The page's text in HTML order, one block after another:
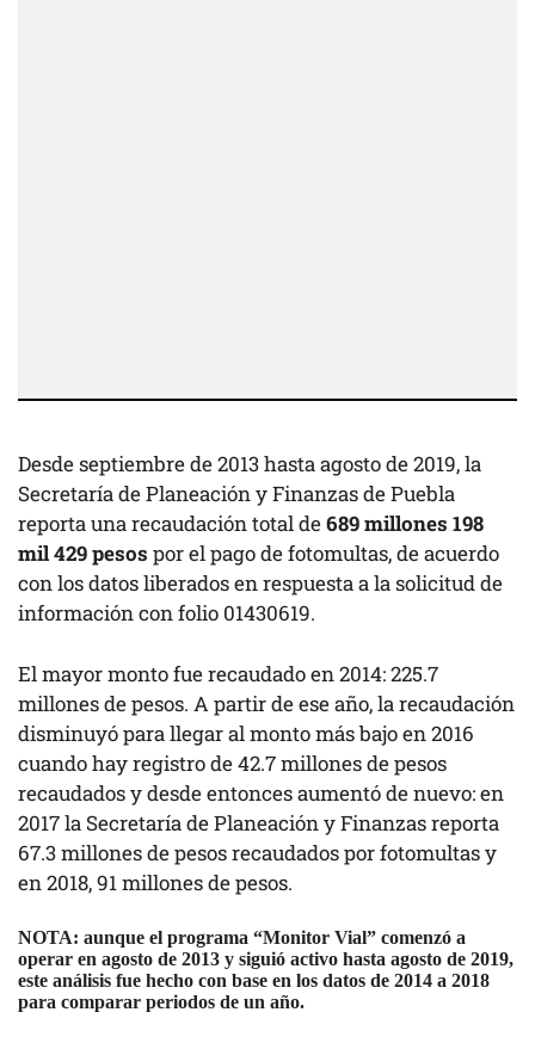
Desde septiembre de 2013 hasta agosto de 2019, la
Secretaría de Planeación y Finanzas de Puebla
reporta una recaudación total de689 millones 198
mil 429 pesos por el pago de fotomultas, de acuerdo
con los datos liberados en respuesta a la solicitud de
información con folio 01430619.
El mayor monto fue recaudado en 2014: 225.7
millones de pesos. A partir de ese año, la recaudación
disminuyó para llegar al monto más bajo en 2016
cuando hay registro de 42.7 millones de pesos
recaudados y desde entonces aumentó de nuevo: en
2017 la Secretaría de Planeación y Finanzas reporta
67.3 millones de pesos recaudados por fotomultas y
en 2018, 91 millones de pesos.
NOTA: aunque el programa “Monitor Vial” comenzó a
operar en agosto de 2013 y siguió activo hasta agosto de 2019,
este análisis fue hecho con base en los datos de 2014 a 2018
para comparar periodos de un año.